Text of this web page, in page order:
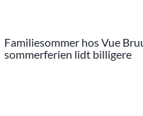
Familiesommer hos Vue
sommerferien lidt billigere